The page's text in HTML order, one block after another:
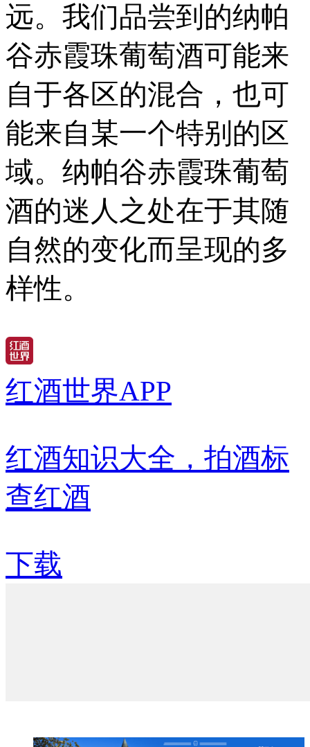
远。我们品尝到的纳帕
谷赤霞珠葡萄酒可能来
自于各区的混合，也可
能来自某一个特别的区
域。纳帕谷赤霞珠葡萄
酒的迷人之处在于其随
自然的变化而呈现的多
样性。
红酒世界APP
红酒知识大全，拍酒标
查红酒
下载